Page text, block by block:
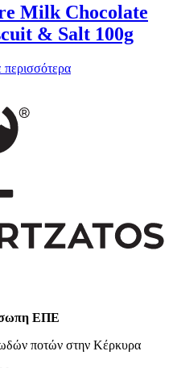
Milk Chocolate
& Salt 100g
περισσότερα
ΕΠΕ
ποτών στην Κέρκυρα